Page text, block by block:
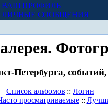
ВАШ ПРОФИЛЬ
ЛИЧНЫЕ СООБЩЕНИЯ
Петербурга, событий,
Список альбомов :: Логин
просматриваемые::